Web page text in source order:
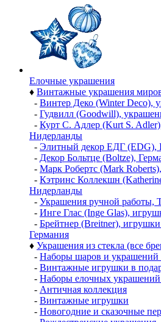
Елочные украшения
♦ Винтажные украшения
- Винтер Деко (Winter Deco),
- Гудвилл (Goodwill),
- Курт С. Адлер (Kurt S.
Нидерланды
- Элитный декор ЕДГ (EDG),
- Декор Больтце (Boltze),
- Марк Робертс (Mark
- Кэтринс Коллекшн
Нидерланды
- Украшения ручной работы,
- Инге Глас (Inge Glas),
- Брейтнер (Breitner),
Германия
♦ Украшения из стекла (все
- Наборы шаров и украшений
- Винтажные игрушки в
- Наборы елочных украшений
- Античная коллекция
- Винтажные игрушки
- Новогодние и сказочные